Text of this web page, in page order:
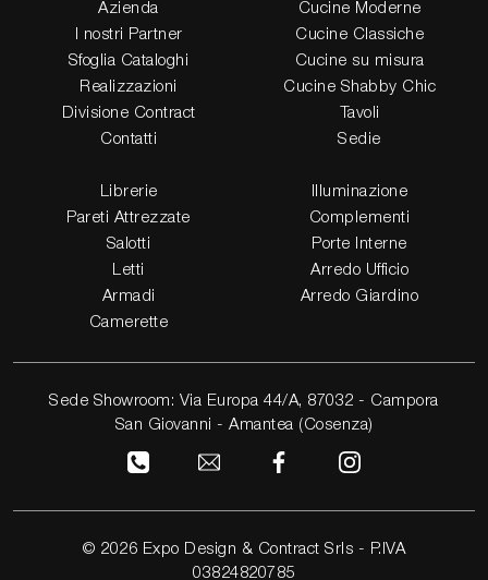
Azienda
I nostri Partner
Sfoglia Cataloghi
Realizzazioni
Divisione Contract
Contatti
Cucine Moderne
Cucine Classiche
Cucine su misura
Cucine Shabby Chic
Tavoli
Sedie
Librerie
Pareti Attrezzate
Salotti
Letti
Armadi
Camerette
Illuminazione
Complementi
Porte Interne
Arredo Ufficio
Arredo Giardino
Sede Showroom: Via Europa 44/A, 87032 - Campora
San Giovanni - Amantea (Cosenza)
© 2026 Expo Design & Contract Srls - P.IVA
03824820785